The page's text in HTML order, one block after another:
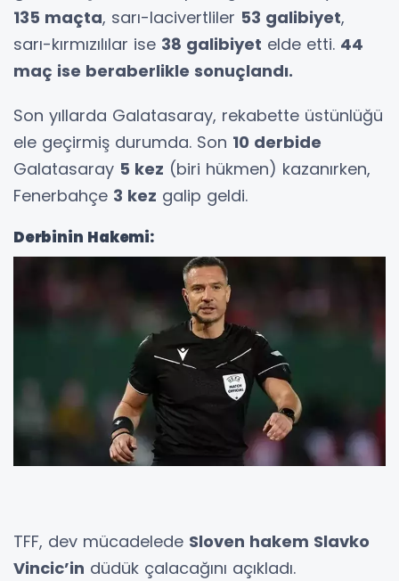
135 maçta, sarı-lacivertliler 53 galibiyet,
sarı-kırmızılılar ise 38 galibiyet elde etti. 44
maç ise beraberlikle sonuçlandı.
Son yıllarda Galatasaray, rekabette üstünlüğü
ele geçirmiş durumda. Son 10 derbide
Galatasaray 5 kez (biri hükmen) kazanırken,
Fenerbahçe 3 kez galip geldi.
Derbinin Hakemi:
TFF, dev mücadelede Sloven hakem Slavko
Vincic’in düdük çalacağını açıkladı.